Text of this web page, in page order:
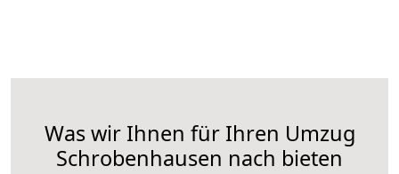
Was wir Ihnen für Ihren Umzug
Schrobenhausen nach bieten